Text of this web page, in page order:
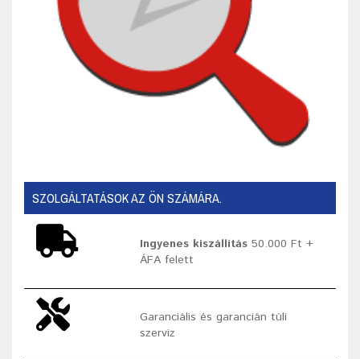
SZOLGÁLTATÁSOK AZ ÖN SZÁMÁRA.
Ingyenes kiszállítás 50.000 Ft +
ÁFA felett
Garanciális és garancián túli
szerviz